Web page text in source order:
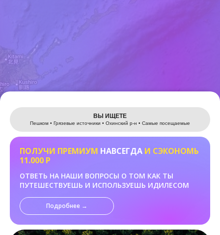
Leaflet
ВЫ ИЩЕТЕ
Пешком • Грязевые источники • Охинский р-н • Самые посещаемые
ПОЛУЧИ ПРЕМИУМ НАВСЕГДА И СЭКОНОМЬ
11.000 Р
ОТВЕТЬ НА НАШИ ВОПРОСЫ О ТОМ КАК ТЫ
ПУТЕШЕСТВУЕШЬ И ИСПОЛЬЗУЕШЬ ИДИЛЕСОМ
Подробнее →